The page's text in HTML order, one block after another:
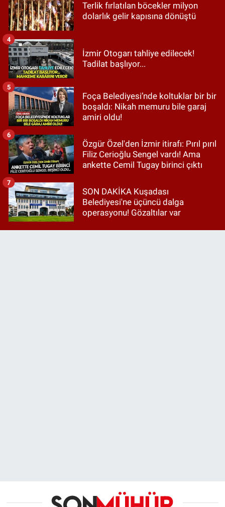
Terlik fırlatılan böcekler milyon
dolarlık gelir kapısına dönüştü
İzmir Otogarı tahliye edilecek!
Tadilat başlıyor...
4
Foça Belediyesi’nde koltuklar bir bir
boşaldı: Nikah memuru bile garaj
amiri oldu!
5
Özgür Özel'den İzmir itirafı: Pırıl pırıl
Filiz Cerioğlu Sengel vardı! Ama
ankette Cemil Tugay birinci çıktı
6
SON DAKİKA Kuşadası
Belediyesi'ne üçüncü dalga
operasyonu! Gözaltılar var
7